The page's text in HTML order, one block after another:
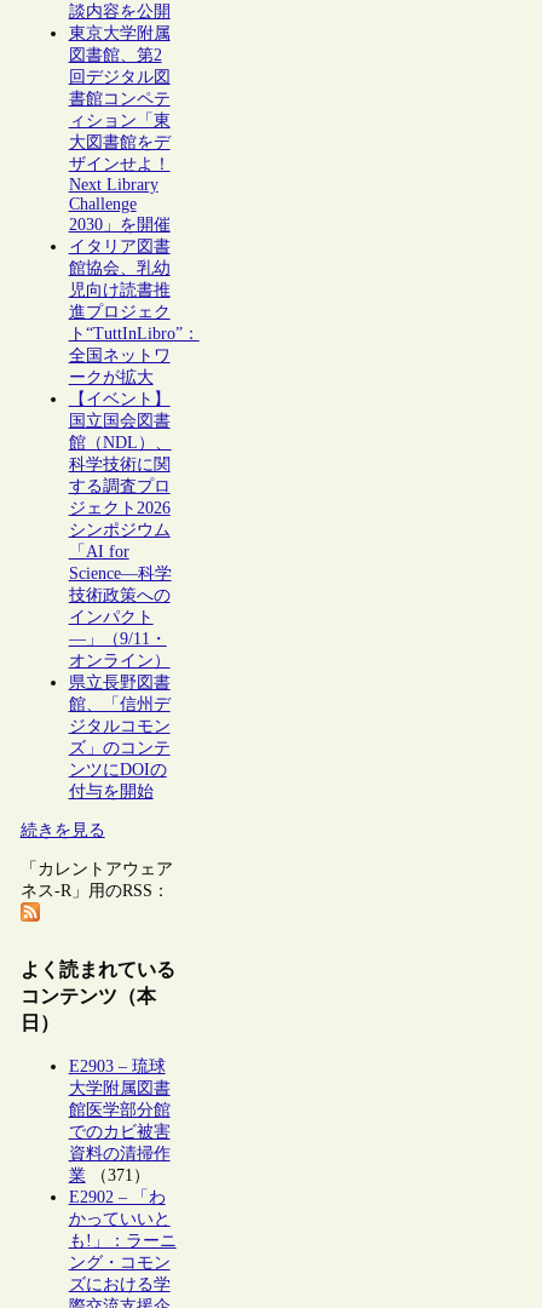
談内容を公開
東京大学附属
図書館、第2
回デジタル図
書館コンペテ
ィション「東
大図書館をデ
ザインせよ！
Next Library
Challenge
2030」を開催
イタリア図書
館協会、乳幼
児向け読書推
進プロジェク
ト“TuttInLibro”：
全国ネットワ
ークが拡大
【イベント】
国立国会図書
館（NDL）、
科学技術に関
する調査プロ
ジェクト2026
シンポジウム
「AI for
Science―科学
技術政策への
インパクト
―」（9/11・
オンライン）
県立長野図書
館、「信州デ
ジタルコモン
ズ」のコンテ
ンツにDOIの
付与を開始
続きを見る
「カレントアウェア
ネス-R」用のRSS：
よく読まれている
コンテンツ（本
日）
E2903 – 琉球
大学附属図書
館医学部分館
でのカビ被害
資料の清掃作
業（371）
E2902 – 「わ
かっていいと
も!」：ラーニ
ング・コモン
ズにおける学